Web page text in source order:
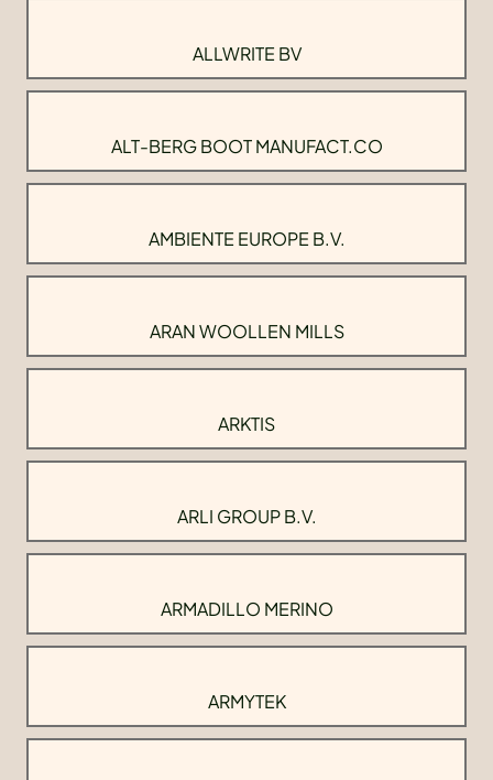
ALLWRITE BV
ALT-BERG BOOT MANUFACT.CO
AMBIENTE EUROPE B.V.
ARAN WOOLLEN MILLS
ARKTIS
ARLI GROUP B.V.
ARMADILLO MERINO
ARMYTEK